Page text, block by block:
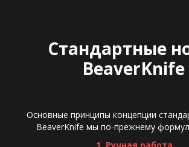
Стандартные
BeaverKnife
Основные принципы концепции
BeaverKnife мы по-прежнему